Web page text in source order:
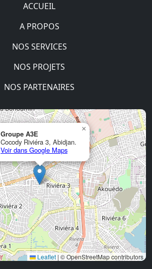
ACCUEIL
A PROPOS
NOS SERVICES
NOS PROJETS
NOS PARTENAIRES
Groupe A3E
Cocody Riviéra 3, Abidjan.
Voir dans Google Maps
×
Leaflet | © OpenStreetMap contributors